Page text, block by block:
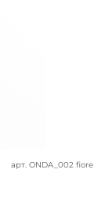
арт. ONDA_002 fiore